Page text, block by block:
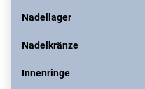
Nadellager
Nadelkränze
Innenringe